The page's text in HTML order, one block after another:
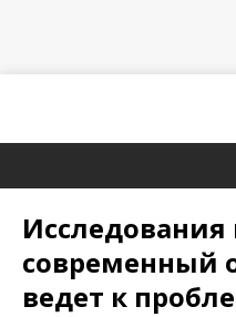
Исследования
современный
ведет к